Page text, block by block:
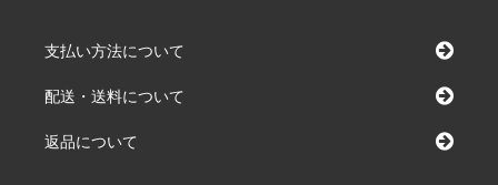
支払い方法について
配送・送料について
返品について